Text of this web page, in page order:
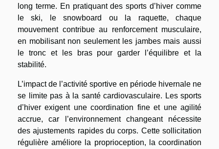
long terme. En pratiquant des sports d’hiver comme
le ski, le snowboard ou la raquette, chaque
mouvement contribue au renforcement musculaire,
en mobilisant non seulement les jambes mais aussi
le tronc et les bras pour garder l’équilibre et la
stabilité.
L’impact de l’activité sportive en période hivernale ne
se limite pas à la santé cardiovasculaire. Les sports
d’hiver exigent une coordination fine et une agilité
accrue, car l’environnement changeant nécessite
des ajustements rapides du corps. Cette sollicitation
régulière améliore la proprioception, la coordination